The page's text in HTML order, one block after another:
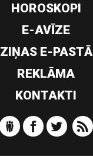
HOROSKOPI
E-AVĪZE
ZIŅAS E-PASTĀ
REKLĀMA
KONTAKTI